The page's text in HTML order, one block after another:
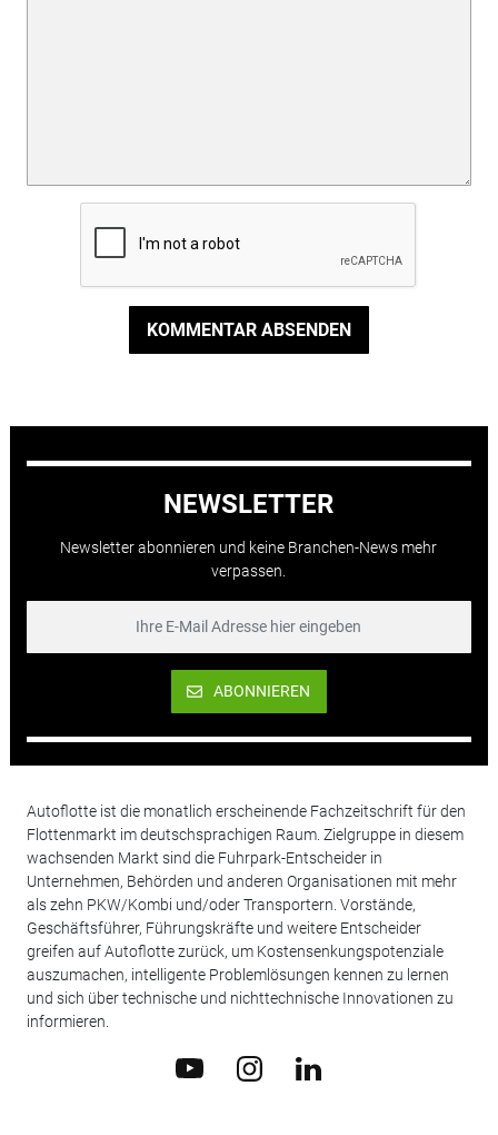
KOMMENTAR ABSENDEN
NEWSLETTER
Newsletter abonnieren und keine Branchen-News mehr
verpassen.
ABONNIEREN
Autoflotte ist die monatlich erscheinende Fachzeitschrift für den
Flottenmarkt im deutschsprachigen Raum. Zielgruppe in diesem
wachsenden Markt sind die Fuhrpark-Entscheider in
Unternehmen, Behörden und anderen Organisationen mit mehr
als zehn PKW/Kombi und/oder Transportern. Vorstände,
Geschäftsführer, Führungskräfte und weitere Entscheider
greifen auf Autoflotte zurück, um Kostensenkungspotenziale
auszumachen, intelligente Problemlösungen kennen zu lernen
und sich über technische und nichttechnische Innovationen zu
informieren.